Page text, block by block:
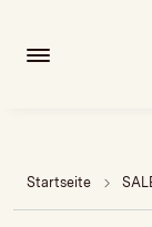
Startseite